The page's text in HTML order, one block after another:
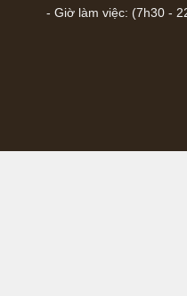
- Giờ làm việc: (7h30 -